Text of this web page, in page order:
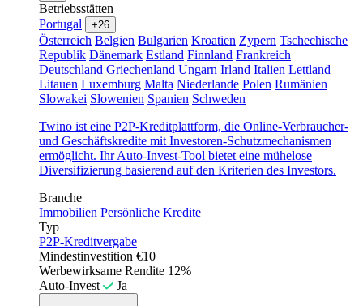
Betriebsstätten
Portugal
+26
Österreich Belgien Bulgarien Kroatien Zypern Tschechische
Republik Dänemark Estland Finnland Frankreich
Deutschland Griechenland Ungarn Irland Italien Lettland
Litauen Luxemburg Malta Niederlande Polen Rumänien
Slowakei Slowenien Spanien Schweden
Twino ist eine P2P-Kreditplattform, die Online-Verbraucher-
und Geschäftskredite mit Investoren-Schutzmechanismen
ermöglicht. Ihr Auto-Invest-Tool bietet eine mühelose
Diversifizierung basierend auf den Kriterien des Investors.
Branche
Immobilien Persönliche Kredite
Typ
P2P-Kreditvergabe
Mindestinvestition €10
Werbewirksame Rendite 12%
Auto-Invest
Ja